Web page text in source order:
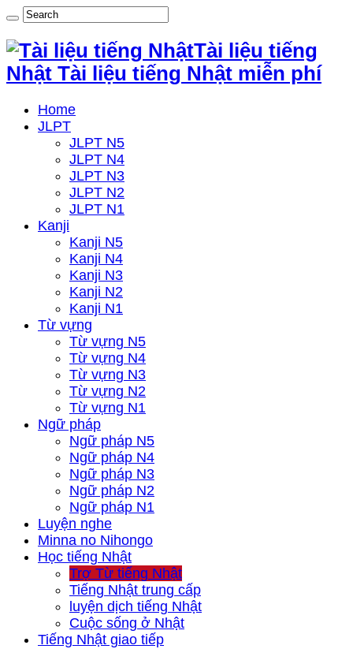
Tài liệu tiếng
Nhật Tài liệu tiếng Nhật miễn phí
Home
JLPT
JLPT N5
JLPT N4
JLPT N3
JLPT N2
JLPT N1
Kanji
Kanji N5
Kanji N4
Kanji N3
Kanji N2
Kanji N1
Từ vựng
Từ vựng N5
Từ vựng N4
Từ vựng N3
Từ vựng N2
Từ vựng N1
Ngữ pháp
Ngữ pháp N5
Ngữ pháp N4
Ngữ pháp N3
Ngữ pháp N2
Ngữ pháp N1
Luyện nghe
Minna no Nihongo
Học tiếng Nhật
Trợ Từ tiếng Nhật
Tiếng Nhật trung cấp
luyện dịch tiếng Nhật
Cuộc sống ở Nhật
Tiếng Nhật giao tiếp